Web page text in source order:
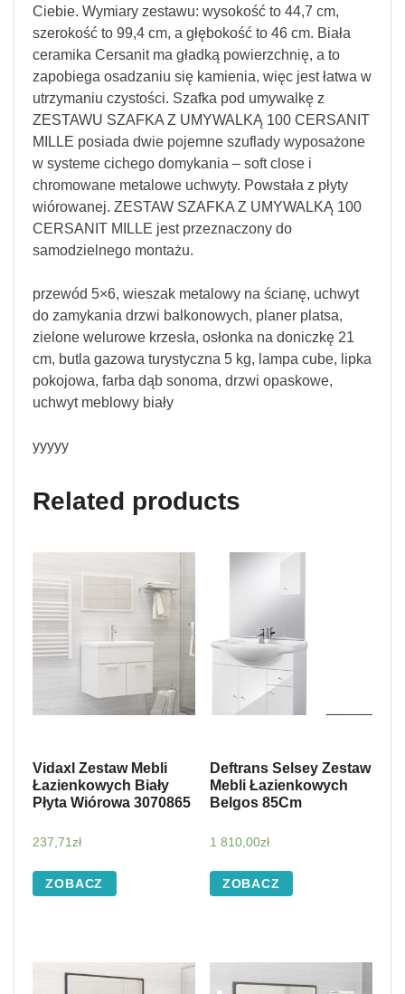
Ciebie. Wymiary zestawu: wysokość to 44,7 cm,
szerokość to 99,4 cm, a głębokość to 46 cm. Biała
ceramika Cersanit ma gładką powierzchnię, a to
zapobiega osadzaniu się kamienia, więc jest łatwa w
utrzymaniu czystości. Szafka pod umywalkę z
ZESTAWU SZAFKA Z UMYWALKĄ 100 CERSANIT
MILLE posiada dwie pojemne szuflady wyposażone
w systeme cichego domykania – soft close i
chromowane metalowe uchwyty. Powstała z płyty
wiórowanej. ZESTAW SZAFKA Z UMYWALKĄ 100
CERSANIT MILLE jest przeznaczony do
samodzielnego montażu.
przewód 5×6, wieszak metalowy na ścianę, uchwyt
do zamykania drzwi balkonowych, planer platsa,
zielone welurowe krzesła, osłonka na doniczkę 21
cm, butla gazowa turystyczna 5 kg, lampa cube, lipka
pokojowa, farba dąb sonoma, drzwi opaskowe,
uchwyt meblowy biały
yyyyy
Related products
Vidaxl Zestaw Mebli
Łazienkowych Biały
Płyta Wiórowa 3070865
237,71 zł
ZOBACZ
Deftrans Selsey Zestaw
Mebli Łazienkowych
Belgos 85Cm
1 810,00zł
ZOBACZ